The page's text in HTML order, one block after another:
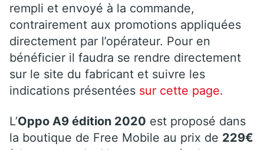
rempli et envoyé à la commande,
contrairement aux promotions appliquées
directement par l’opérateur. Pour en
bénéficier il faudra se rendre directement
sur le site du fabricant et suivre les
indications présentées sur cette page.
L’Oppo A9 édition 2020 est proposé dans
la boutique de Free Mobile au prix de 229€